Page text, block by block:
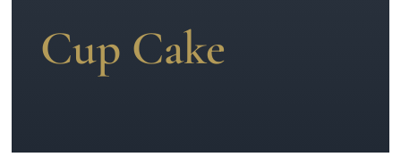
NewsCup Cake